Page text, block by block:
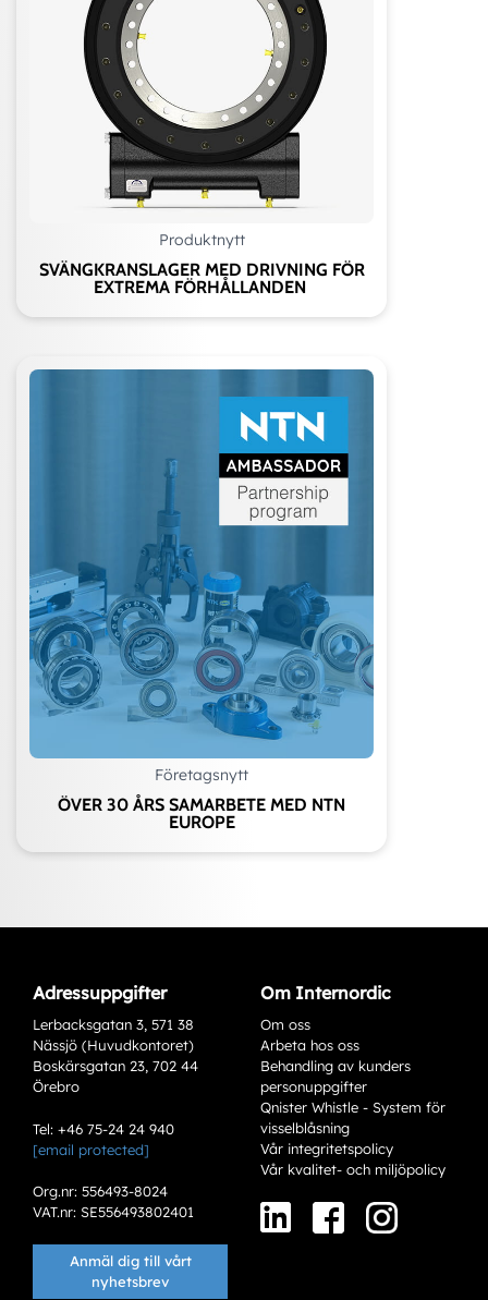
Produktnytt
SVÄNGKRANSLAGER MED DRIVNING FÖR
EXTREMA FÖRHÅLLANDEN
Företagsnytt
ÖVER 30 ÅRS SAMARBETE MED NTN
EUROPE
Adressuppgifter
Lerbacksgatan 3, 571 38
Nässjö (Huvudkontoret)
Boskärsgatan 23, 702 44
Örebro
Tel: +46 75-24 24 940
[email protected]
Org.nr: 556493-8024
VAT.nr: SE556493802401
Anmäl dig till vårt
nyhetsbrev
Om Internordic
Om oss
Arbeta hos oss
Behandling av kunders
personuppgifter
Qnister Whistle - System för
visselblåsning
Vår integritetspolicy
Vår kvalitet- och miljöpolicy